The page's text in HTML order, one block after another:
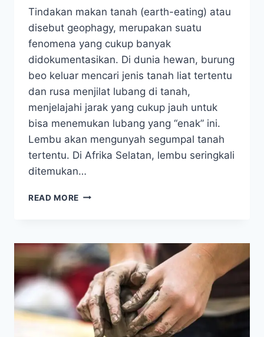
Tindakan makan tanah (earth-eating) atau
disebut geophagy, merupakan suatu
fenomena yang cukup banyak
didokumentasikan. Di dunia hewan, burung
beo keluar mencari jenis tanah liat tertentu
dan rusa menjilat lubang di tanah,
menjelajahi jarak yang cukup jauh untuk
bisa menemukan lubang yang “enak” ini.
Lembu akan mengunyah segumpal tanah
tertentu. Di Afrika Selatan, lembu seringkali
ditemukan…
READ MORE MAKAN